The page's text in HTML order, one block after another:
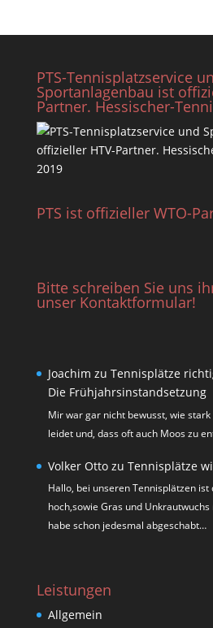
PTS-Tennisplatzservice
Sportanlagenbau ist
Partner. Hessischer-
PTS ist offizieller WTO-
Bitte schreiben Sie uns
unser Kontaktformular!
Joachim zu Tennisplätze
Die Frühjahrsinstandsetzung
Mir war gar nicht bewusst, wie
leidet und, dass oft auch Moos zu
Volker Ottozu Tennisplätze
Hallo, bei unseren Tennisplätzen
hoch,sowie Gras und
habe schon jedesmal abgeschabt…
Leistungen
Allgemein